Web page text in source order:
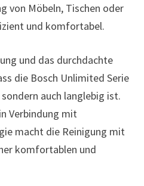
von Möbeln, Tischen oder
und komfortabel.
und das durchdachte
die Bosch Unlimited Serie
auch langlebig ist.
Verbindung mit
macht die Reinigung mit
komfortablen und